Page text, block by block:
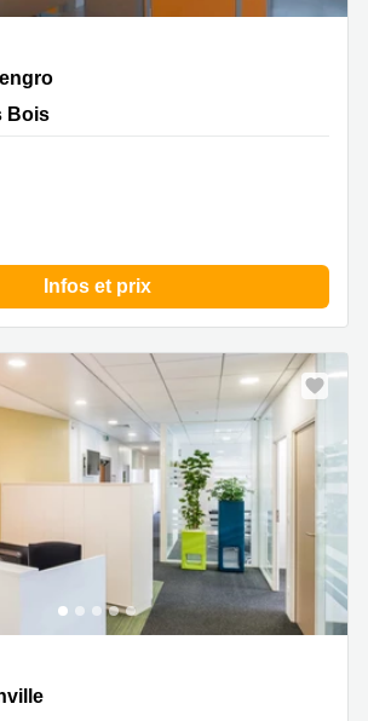
Fontenay sous Bois, Fontenay
Bois
Infos et prix
Nogent-sur-Marne